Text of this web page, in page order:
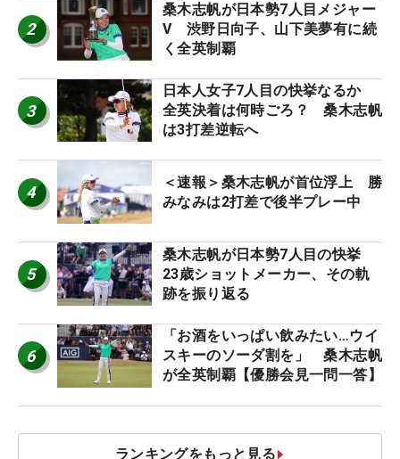
2
桑木志帆が日本勢7人目メジャー
V 渋野日向子、山下美夢有に続
く全英制覇
3
日本人女子7人目の快挙なるか
全英決着は何時ごろ？ 桑木志帆
は3打差逆転へ
4
＜速報＞桑木志帆が首位浮上 勝
みなみは2打差で後半プレー中
5
桑木志帆が日本勢7人目の快挙
23歳ショットメーカー、その軌
跡を振り返る
6
「お酒をいっぱい飲みたい…ウイ
スキーのソーダ割を」 桑木志帆
が全英制覇【優勝会見一問一答】
ランキングをもっと見る